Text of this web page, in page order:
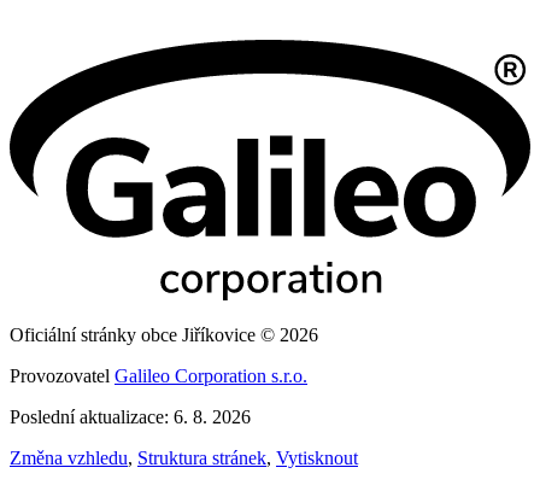
Oficiální stránky obce Jiříkovice © 2026
Provozovatel Galileo Corporation s.r.o.
Poslední aktualizace: 6. 8. 2026
Změna vzhledu, Struktura stránek, Vytisknout